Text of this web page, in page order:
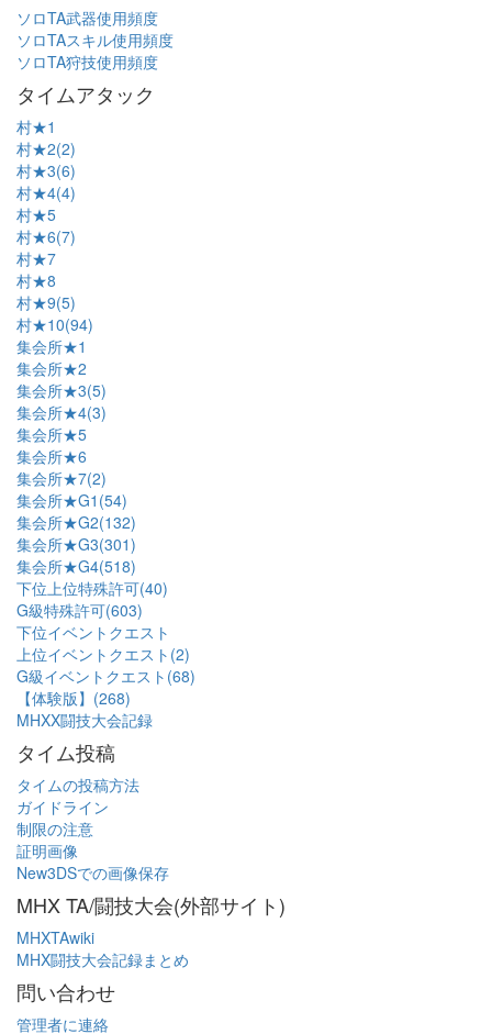
ソロTA武器使用頻度
ソロTAスキル使用頻度
ソロTA狩技使用頻度
タイムアタック
村★1
村★2(2)
村★3(6)
村★4(4)
村★5
村★6(7)
村★7
村★8
村★9(5)
村★10(94)
集会所★1
集会所★2
集会所★3(5)
集会所★4(3)
集会所★5
集会所★6
集会所★7(2)
集会所★G1(54)
集会所★G2(132)
集会所★G3(301)
集会所★G4(518)
下位上位特殊許可(40)
G級特殊許可(603)
下位イベントクエスト
上位イベントクエスト(2)
G級イベントクエスト(68)
【体験版】(268)
MHXX闘技大会記録
タイム投稿
タイムの投稿方法
ガイドライン
制限の注意
証明画像
New3DSでの画像保存
MHX TA/闘技大会(外部サイト)
MHXTAwiki
MHX闘技大会記録まとめ
問い合わせ
管理者に連絡